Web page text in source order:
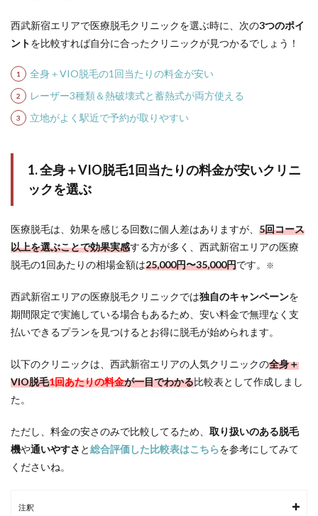
Q3. 医
療脱
エス
テは
何が
の？
熱式
と熱
破壊
がい
い
の？
Q5. 医
療脱
毛は
永久
です
か？
でも
通え
か？
西武新宿エリアで医療脱毛クリニックを選ぶ時に、次の3つのポイ
ントを比較すれば自分に合ったクリニックが見つかるでしょう！
全身＋VIO脱毛の1回当たりの料金が安い
レーザー3種類＆熱破壊式と蓄熱式が両方使える
立地がよく駅近で予約が取りやすい
1. 全身＋VIO脱毛1回当たりの料金が安いクリニ
ックを選ぶ
医療脱毛は、効果を感じる回数に個人差はありますが、 5回コース
以上を選ぶことで効果実感する方が多く、西武新宿エリアの医療
脱毛の1回あたりの相場金額は25,000円〜35,000円です。 ※
西武新宿エリアの医療脱毛クリニックでは独自のキャンペーンを
期間限定で実施している場合もあるため、安い料金で無理なく支
払いできるプランを見つけるとお得に脱毛が始められます。
以下のクリニックは、西武新宿エリアの人気クリニックの全身＋
VIO脱毛1回あたりの料金が一目でわかる比較表として作成しまし
た。
ただし、料金の安さのみで比較してるため、 取り扱いのある脱毛
機や通いやすさ と総合評価した比較表はこちらを参考にしてみて
くださいね。
注釈